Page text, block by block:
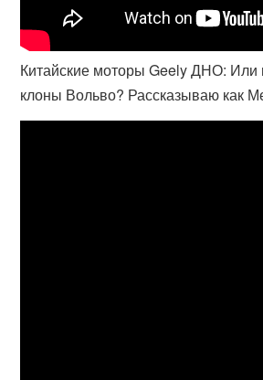
Китайские моторы Geely ДНО: Или
клоны Вольво? Рассказываю как